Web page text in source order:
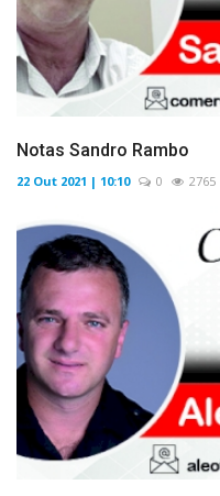
Notas Sandro Rambo
22 Out 2021 | 10:10 0 2765